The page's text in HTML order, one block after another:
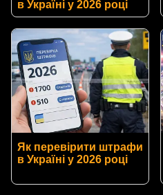
в Україні у 2026 році
Як перевірити штрафи
в Україні у 2026 році